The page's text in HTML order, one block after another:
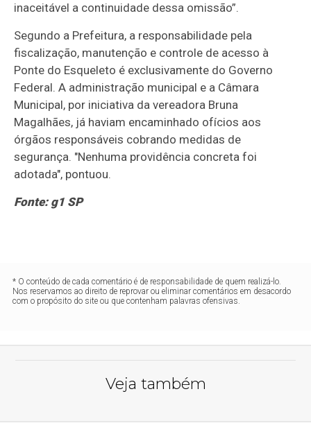
inaceitável a continuidade dessa omissão”.
Segundo a Prefeitura, a responsabilidade pela
fiscalização, manutenção e controle de acesso à
Ponte do Esqueleto é exclusivamente do Governo
Federal. A administração municipal e a Câmara
Municipal, por iniciativa da vereadora Bruna
Magalhães, já haviam encaminhado ofícios aos
órgãos responsáveis cobrando medidas de
segurança. "Nenhuma providência concreta foi
adotada", pontuou.
Fonte: g1 SP
* O conteúdo de cada comentário é de responsabilidade de quem realizá-lo.
Nos reservamos ao direito de reprovar ou eliminar comentários em desacordo
com o propósito do site ou que contenham palavras ofensivas.
Veja também